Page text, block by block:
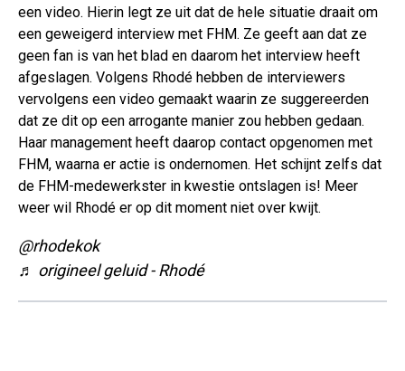
een video. Hierin legt ze uit dat de hele situatie draait om
een geweigerd interview met FHM. Ze geeft aan dat ze
geen fan is van het blad en daarom het interview heeft
afgeslagen. Volgens Rhodé hebben de interviewers
vervolgens een video gemaakt waarin ze suggereerden
dat ze dit op een arrogante manier zou hebben gedaan.
Haar management heeft daarop contact opgenomen met
FHM, waarna er actie is ondernomen. Het schijnt zelfs dat
de FHM-medewerkster in kwestie ontslagen is! Meer
weer wil Rhodé er op dit moment niet over kwijt.
@rhodekok
♬ origineel geluid - Rhodé